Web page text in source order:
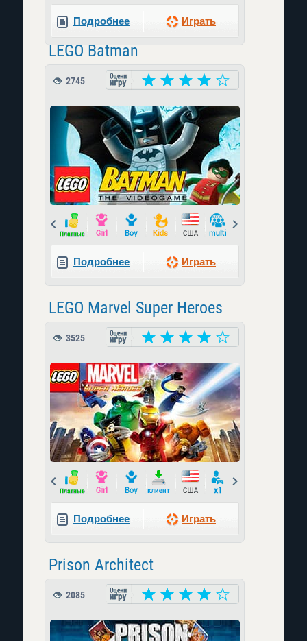
Подробнее Играть
LEGO Batman
2745
Prev
Подробнее Играть
LEGO Marvel Super Heroes
3525
Prev
Подробнее Играть
Prison Architect
2085